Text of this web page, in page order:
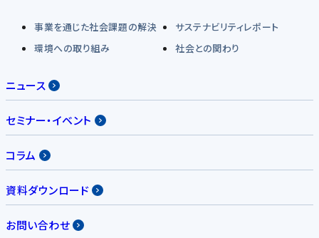
事業を通じた社会課題の解決
サステナビリティレポート
環境への取り組み
社会との関わり
ニュース
セミナー・イベント
コラム
資料ダウンロード
お問い合わせ